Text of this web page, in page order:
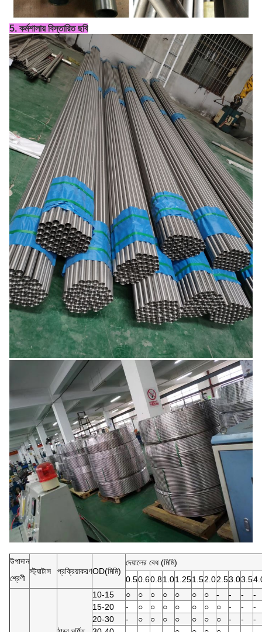
5. কর্মশালায় বিস্তারিত ছবি
উপাদান
শ্রেণী
স্ট্যাটাস প্রক্রিয়াকরণOD(মিমি)
দেয়ালের বেধ (মিমি)
0.50.60.81.01.251.52.02.53.03.5
10-15 ○ ○ ○ ○ ○ ○ ○ - - -
-
15-20
- ○ ○ ○ ○ ○ ○ ○ - -
-
20-30
- ○ ○ ○ ○ ○ ○ ○ - -
-